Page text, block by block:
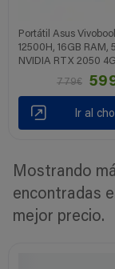
Portátil Asus
12500H, 16GB RAM,
NVIDIA RTX 2050
779€
Ir al
Mostrando
encontradas
mejor precio.